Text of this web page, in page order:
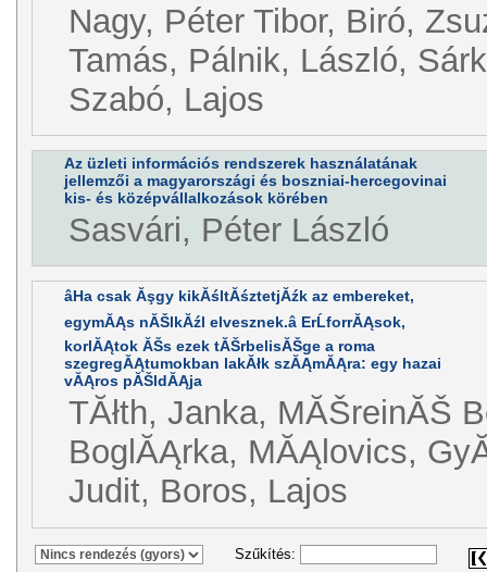
Nagy, Péter Tibor, Biró,
Tamás, Pálnik, László,
Szabó, Lajos
Az üzleti információs rendszerek használatának
jellemzői a magyarországi és boszniai-hercegovinai
kis- és középvállalkozások körében
Sasvári, Péter László
âHa csak Ăşgy kikĂśltĂśztetjĂźk az embereket,
egymĂĄs nĂŠlkĂźl elvesznek.â ErĹforrĂĄsok,
korlĂĄtok ĂŠs ezek tĂŠrbelisĂŠge a roma
szegregĂĄtumokban lakĂłk szĂĄmĂĄra: egy hazai
vĂĄros pĂŠldĂĄja
TĂłth, Janka, MĂŠreinĂŠ
BoglĂĄrka, MĂĄlovics,
Judit, Boros, Lajos
Szűkítés: